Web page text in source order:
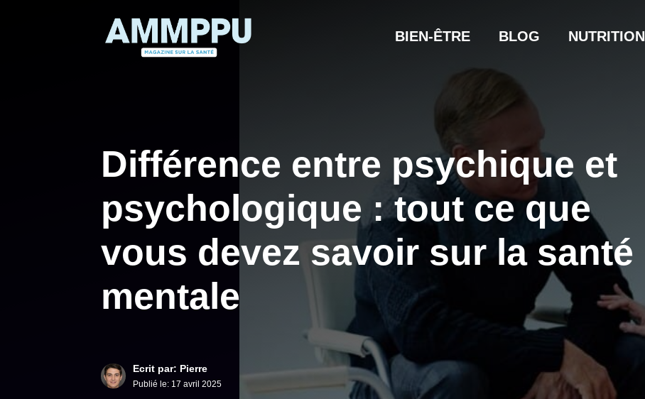
BIEN-ÊTRE BLOG NUTRITION
Différence entre psychique et
psychologique : tout ce que
vous devez savoir sur la santé
mentale
Ecrit par: Pierre
Publié le: 17 avril 2025